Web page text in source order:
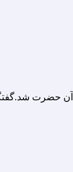
شهادت زائران در جوار